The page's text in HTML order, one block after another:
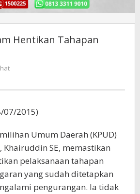
Hentikan Tahapan
07/2015)
Umum Daerah (KPUD)
Khairuddin SE, memastikan
pelaksanaan tahapan
yang sudah ditetapkan
pengurangan. Ia tidak